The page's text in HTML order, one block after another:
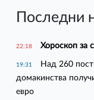
Последни
22:18 Хороскоп за
19:31
Над 260
домакинства
евро